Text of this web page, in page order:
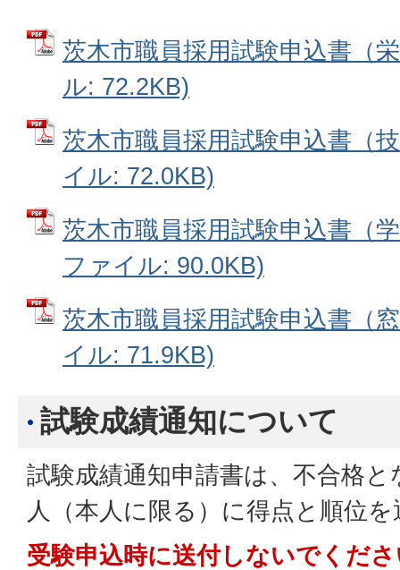
茨木市職員採用試験申込書（
ル: 72.2KB)
茨木市職員採用試験申込書（
イル: 72.0KB)
茨木市職員採用試験申込書（
ファイル: 90.0KB)
茨木市職員採用試験申込書（
イル: 71.9KB)
試験成績通知について
試験成績通知申請書は、不合格
人（本人に限る）に得点と順位
受験申込時に送付しないでくだ